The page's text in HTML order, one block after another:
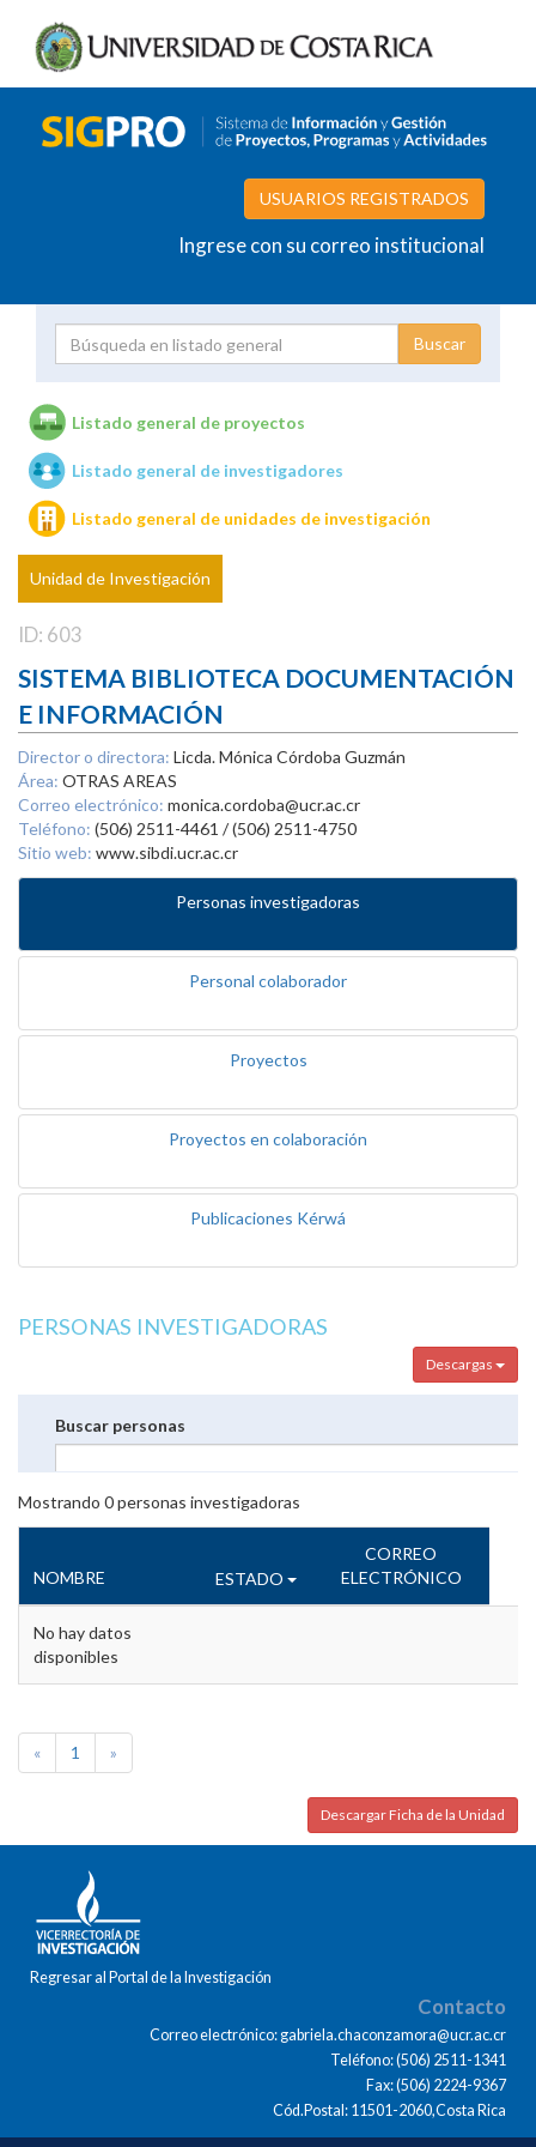
USUARIOS REGISTRADOS
Ingrese con su correo institucional
Unidades de investigación
Listado general de proyectos
Listado general de investigadores
Listado general de unidades de investigación
Unidad de Investigación
ID: 603
SISTEMA BIBLIOTECA DOCUMENTACIÓN
E INFORMACIÓN
Director o directora: Licda. Mónica Córdoba Guzmán
Área: OTRAS AREAS
Correo electrónico: monica.cordoba@ucr.ac.cr
Teléfono: (506) 2511-4461 / (506) 2511-4750
Sitio web: www.sibdi.ucr.ac.cr
Personas investigadoras
Personal colaborador
Proyectos
Proyectos en colaboración
Publicaciones Kérwá
PERSONAS INVESTIGADORAS
Descargas
Buscar personas
Mostrando 0personas investigadoras
NOMBRE ESTADO
CORREO
ELECTRÓNICO
No hay datos
disponibles
« 1 »
Descargar Ficha de la Unidad
Regresar al Portal de la Investigación
Contacto
Correo electrónico: gabriela.chaconzamora@ucr.ac.cr
Teléfono: (506) 2511-1341
Fax: (506) 2224-9367
Cód.Postal: 11501-2060,Costa Rica